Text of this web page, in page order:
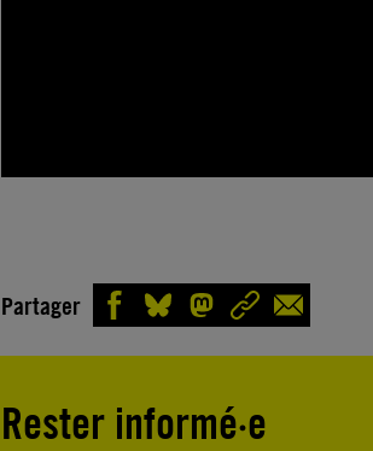
Partager
Rester informé·e